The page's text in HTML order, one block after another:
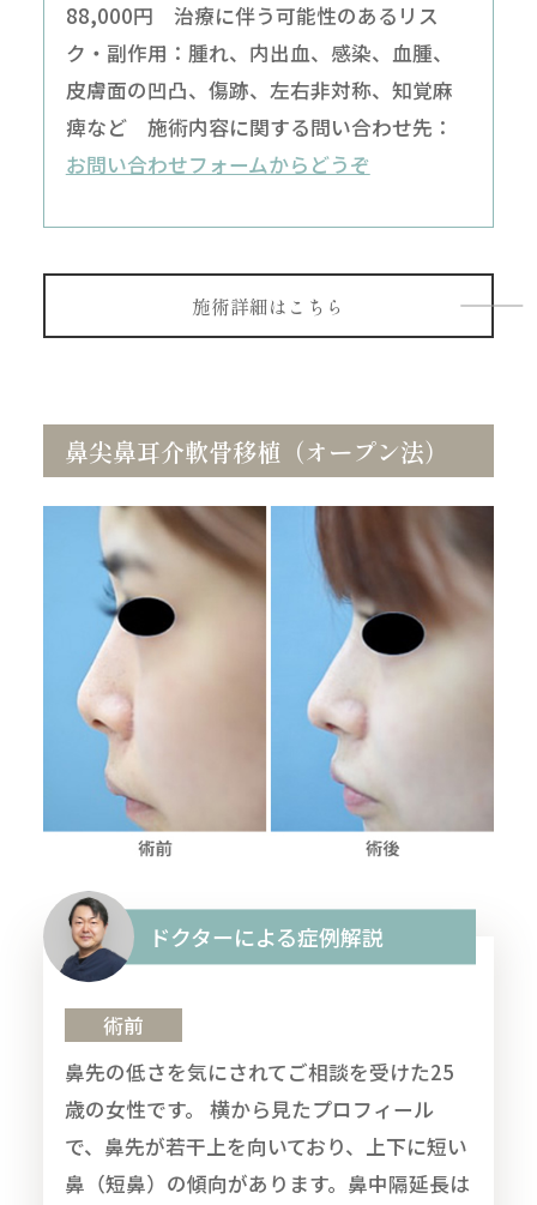
88,000円 治療に伴う可能性のあるリス
ク・副作用：腫れ、内出血、感染、血腫、
皮膚面の凹凸、傷跡、左右非対称、知覚麻
痺など 施術内容に関する問い合わせ先：
お問い合わせフォームからどうぞ
施術詳細はこちら
鼻尖鼻耳介軟骨移植（オープン法）
ドクターによる症例解説
術前
鼻先の低さを気にされてご相談を受けた25
歳の女性です。 横から見たプロフィール
で、鼻先が若干上を向いており、上下に短い
鼻（短鼻）の傾向があります。鼻中隔延長は